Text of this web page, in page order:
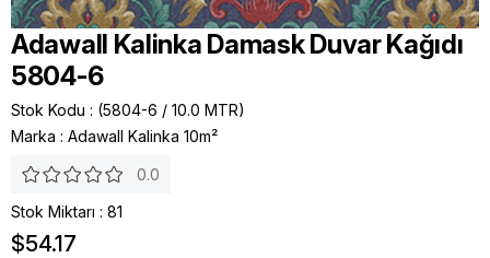
Adawall Kalinka Damask Duvar Kağıdı
5804-6
Stok Kodu
(5804-6 / 10.0 MTR)
Marka : Adawall Kalinka 10m²
0.0
Stok Miktarı : 81
$54.17